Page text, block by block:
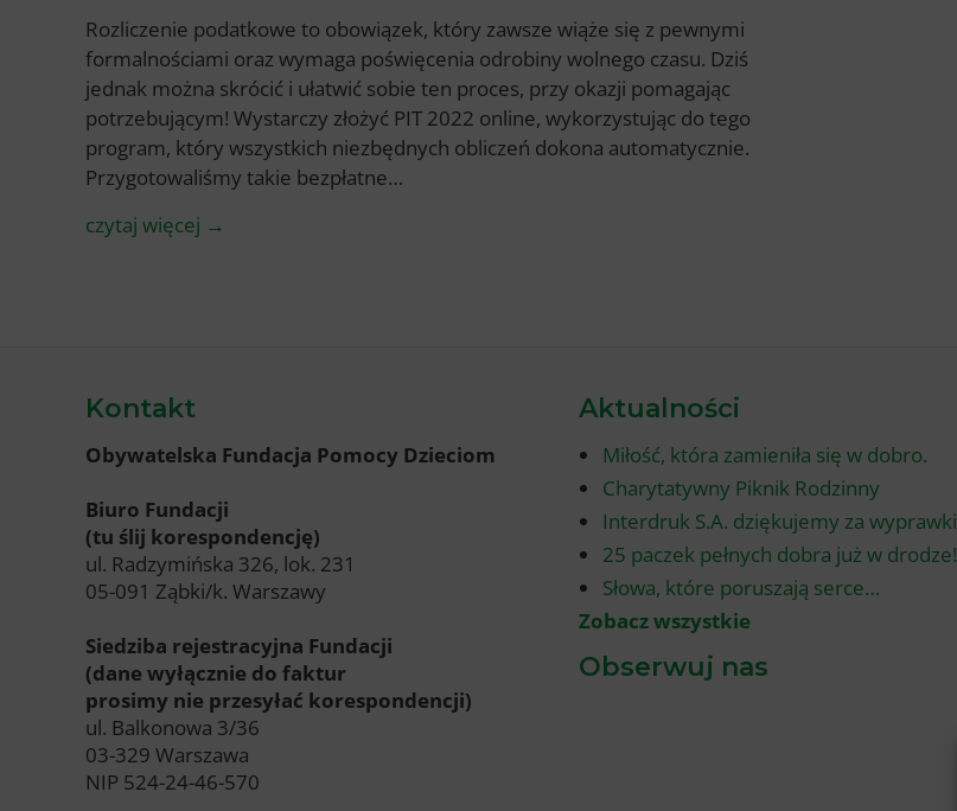
Rozliczenie podatkowe to obowiązek, który zawsze wiąże się z pewnymi
formalnościami oraz wymaga poświęcenia odrobiny wolnego czasu. Dziś
jednak można skrócić i ułatwić sobie ten proces, przy okazji pomagając
potrzebującym! Wystarczy złożyć PIT 2022 online, wykorzystując do tego
program, który wszystkich niezbędnych obliczeń dokona automatycznie.
Przygotowaliśmy takie bezpłatne…
czytaj więcej →
Kontakt
Obywatelska Fundacja Pomocy Dzieciom
Biuro Fundacji
(tu ślij korespondencję)
ul. Radzymińska 326, lok. 231
05-091 Ząbki/k. Warszawy
Siedziba rejestracyjna Fundacji
(dane wyłącznie do faktur
prosimy nie przesyłać korespondencji)
ul. Balkonowa 3/36
03-329 Warszawa
NIP 524-24-46-570
Aktualności
Miłość, która zamieniła się w dobro.
Charytatywny Piknik Rodzinny
Interdruk S.A. dziękujemy za wyprawki
25 paczek pełnych dobra już w drodze!
Słowa, które poruszają serce…
Zobacz wszystkie
Obserwuj nas